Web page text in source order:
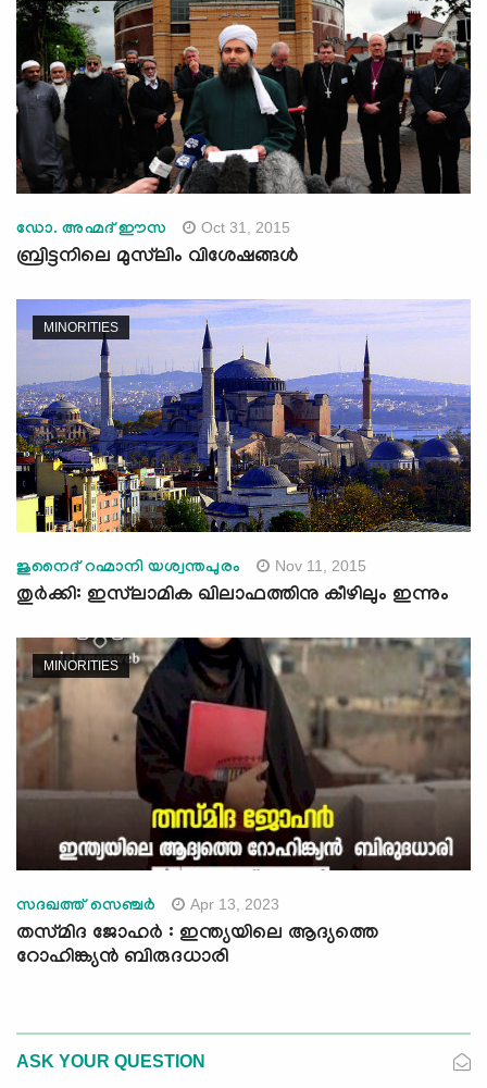
ഡോ. അഹ്മദ് ഈസ Oct 31, 2015
ബ്രിട്ടനിലെ മുസ്‌ലിം വിശേഷങ്ങള്‍
MINORITIES
ജുനൈദ് റഹ്മാനി യശ്വന്തപുരം Nov 11, 2015
തുര്‍ക്കി: ഇസ്‌ലാമിക ഖിലാഫത്തിനു കീഴിലും ഇന്നും
MINORITIES
സദഖത്ത് സെഞ്ചർ Apr 13, 2023
തസ്‌മിദ ജോഹർ : ഇന്ത്യയിലെ ആദ്യത്തെ
റോഹിങ്ക്യൻ ബിരുദധാരി
ASK YOUR QUESTION